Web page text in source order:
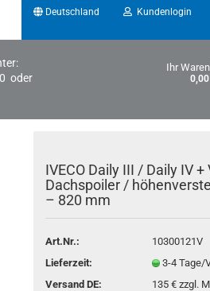
Deutschland Kundenlogin
vergessen?
oder
Ihr
0,00
IVECO Daily III / Daily IV +
Dachspoiler /
– 820 mm
Art.Nr.:
10300121V
Lieferzeit:
3-4 Tage/
Versand DE:
135 € zzgl.